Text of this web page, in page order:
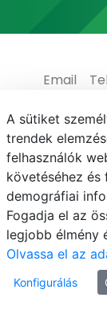
Email
A sütiket
trendek
felhasználók
követéséhez és
demográfiai
Fogadja el az
legjobb élmény
Olvassa el az
Konfigurálás